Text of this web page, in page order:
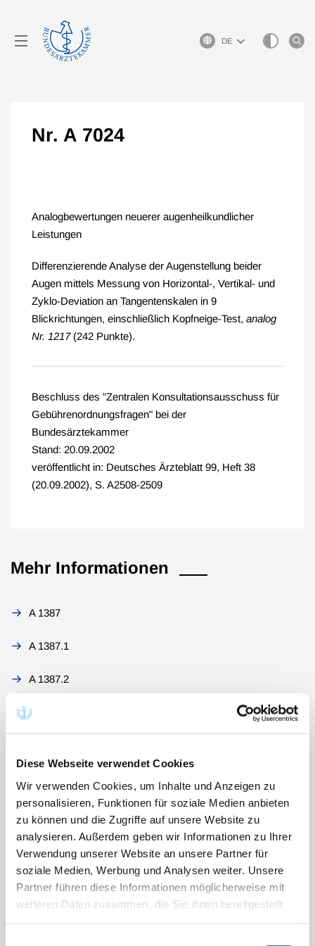
Diese Webseite verwendet Cookies
Wir verwenden Cookies, um Inhalte und Anzeigen zu
personalisieren, Funktionen für soziale Medien anbieten
zu können und die Zugriffe auf unsere Website zu
analysieren. Außerdem geben wir Informationen zu Ihrer
Verwendung unserer Website an unsere Partner für
soziale Medien, Werbung und Analysen weiter. Unsere
Partner führen diese Informationen möglicherweise mit
weiteren Daten zusammen, die Sie ihnen bereitgestellt
Sprachauswahl
Nr. A 7024
Analogbewertungen neuerer augenheilkundlicher
Leistungen
Differenzierende Analyse der Augenstellung beider
Augen mittels Messung von Horizontal-, Vertikal- und
Zyklo-Deviation an Tangentenskalen in 9
Blickrichtungen, einschließlich Kopfneige-Test, analog
Nr. 1217(242 Punkte).
Beschluss des "Zentralen Konsultationsausschuss für
Gebührenordnungsfragen" bei der
Bundesärztekammer
Stand: 20.09.2002
veröffentlicht in: Deutsches Ärzteblatt 99, Heft 38
(20.09.2002), S. A2508-2509
Mehr Informationen
A 1387
A 1387.1
A 1387.2
A 1387+1387.1 Ergänzung
A 7006
A 7007
A 7008